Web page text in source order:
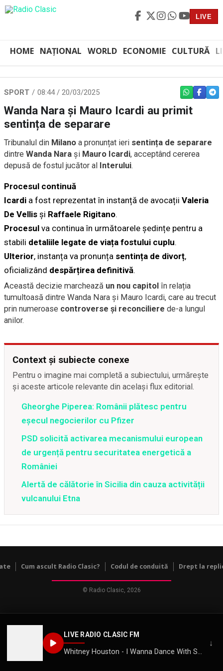
LIVE
HOME NAȚIONAL WORLD ECONOMIE CULTURĂ
LIVE RADIO CLASIC FM
Whitney Houston - I Wanna Dance With Somebody (Who Loves Me)
↓
SPORT 08:44 / 20/03/2025 WHATSAPP
Wanda Nara și Mauro Icardi au primit
sentința de separare
Tribunalul din Milano a pronunțat ieri sentința de separare
dintre Wanda Nara și Mauro Icardi, acceptând cererea
depusă de fostul jucător al Interului.
Procesul continuă
Icardi a fost reprezentat în instanță de avocații Valeria
De Vellis și Raffaele Rigitano.
Procesul va continua în următoarele ședințe pentru a
stabili detaliile legate de viața fostului cuplu.
Ulterior, instanța va pronunța sentința de divorț,
oficializând despărțirea definitivă.
Această decizie marchează un nou capitol în relația
tumultoasă dintre Wanda Nara și Mauro Icardi, care au trecut
prin numeroase controverse și reconciliere de-a lungul
anilor.
Context și subiecte conexe
Pentru o imagine mai completă a subiectului, urmărește
și aceste articole relevante din același flux editorial.
Gheorghe Piperea: Românii plătesc pentru
eșecul negocierilor cu Pfizer
PSD solicită activarea mecanismului european
de urgență pentru securitatea energetică a
României
Alertă de călătorie în Sicilia din cauza activității
vulcanului Etna
Cum ascult Radio Clasic? Codul de conduită Drept la
© Radio Clasic, 2026